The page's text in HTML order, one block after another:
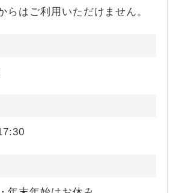
らはご利用いただけません。